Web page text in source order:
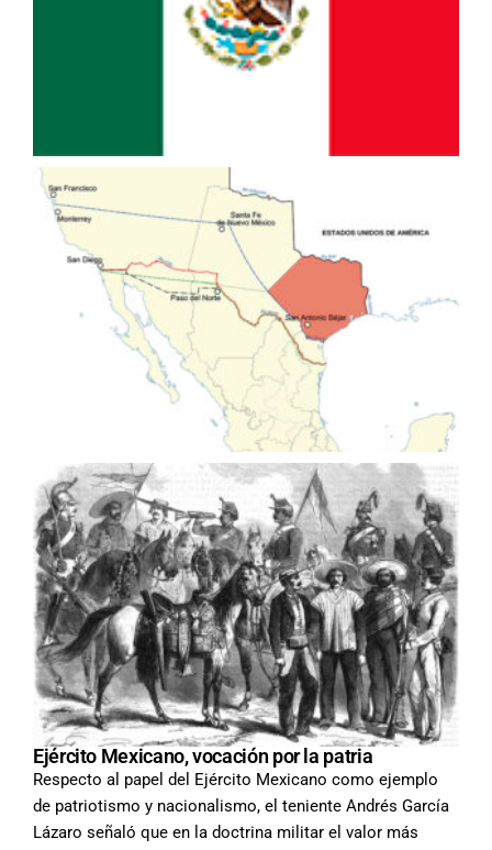
Ejército Mexicano, vocación por la patria
Respecto al papel del Ejército Mexicano como ejemplo
de patriotismo y nacionalismo, el teniente Andrés García
Lázaro señaló que en la doctrina militar el valor más